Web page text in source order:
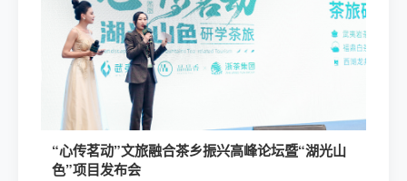
“心传茗动”文旅融合茶乡振兴高峰论坛暨“湖光山
色”项目发布会